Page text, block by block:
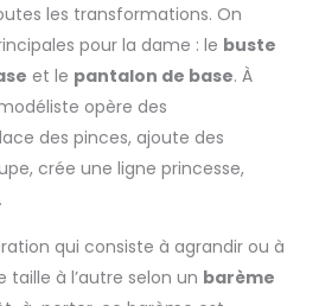
les transformations. On
pour la dame : le buste
et le pantalon de base. À
opère des
des pinces, ajoute des
crée une ligne princesse,
qui consiste à agrandir ou à
taille à l’autre selon un barème